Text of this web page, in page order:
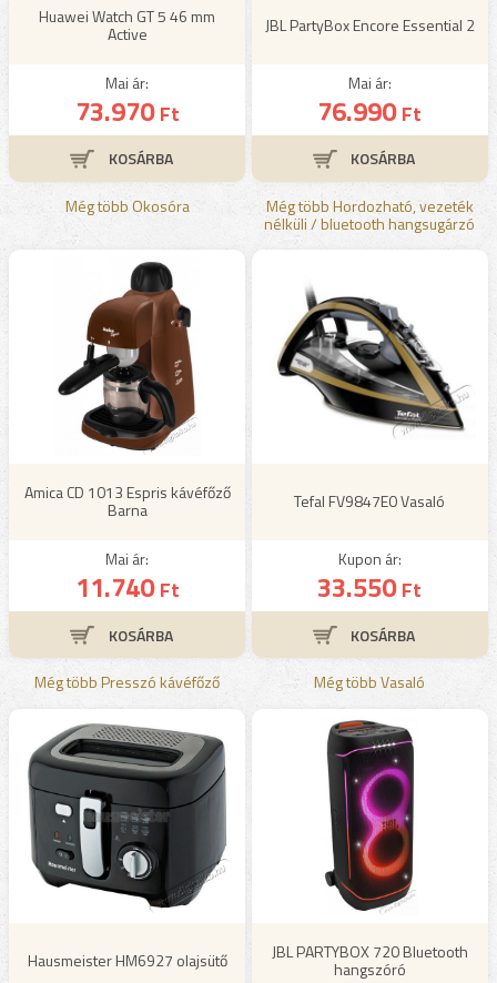
Huawei Watch GT 5 46 mm
Active
Mai ár:
73.970Ft
Még több Okosóra
JBL PartyBox Encore Essential 2
Mai ár:
76.990Ft
Még több Hordozható, vezeték
nélküli / bluetooth hangsugárzó
Amica CD 1013 Espris kávéfőző
Barna
Mai ár:
11.740Ft
Még több Presszó kávéfőző
Tefal FV9847E0 Vasaló
Kupon ár:
33.550Ft
Még több Vasaló
Hausmeister HM6927 olajsütő JBL PARTYBOX 720 Bluetooth
hangszóró